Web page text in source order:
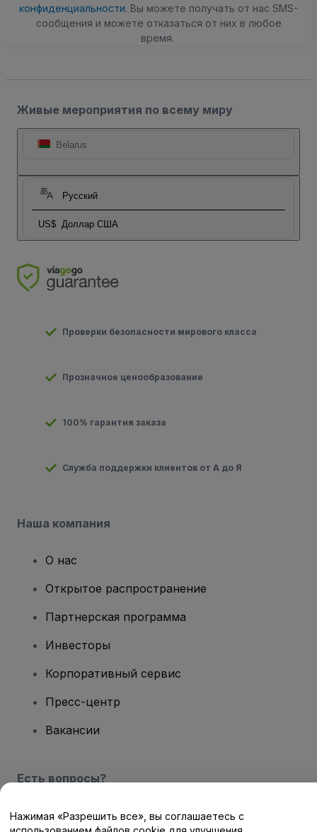
конфиденциальности. Вы можете получать от нас SMS-
сообщения и можете отказаться от них в любое
время.
Живые мероприятия по всему миру
Belarus
Русский
US$ Доллар США
Проверки безопасности мирового класса
Прозначное ценообразование
100% гарантия заказа
Служба поддержки клиентов от А до Я
Наша компания
О нас
Открытое распространение
Партнерская программа
Инвесторы
Корпоративный сервис
Пресс-центр
Вакансии
Есть вопросы?
Центр помощи / Свяжитесь с нами
Нажимая «Разрешить все», вы соглашаетесь с